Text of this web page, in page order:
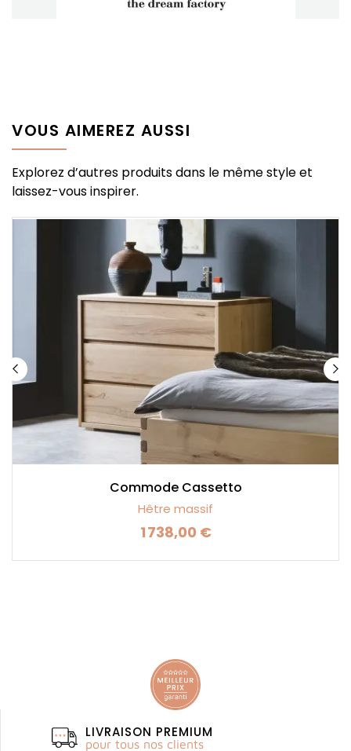
VOUS AIMEREZ AUSSI
Explorez d’autres produits dans le même style et
laissez-vous inspirer.
Commode Cassetto
Hêtre massif
Prix
1 738,00 €
LIVRAISON PREMIUM
pour tous nos clients